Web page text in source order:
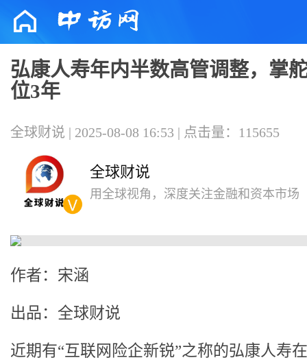
弘康人寿年内半数高管调整，掌
位3年
全球财说 | 2025-08-08 16:53 | 点击量：115655
全球财说
用全球视角，深度关注金融和资本市场
作者：宋涵
出品：全球财说
近期有“互联网险企新锐”之称的弘康人寿